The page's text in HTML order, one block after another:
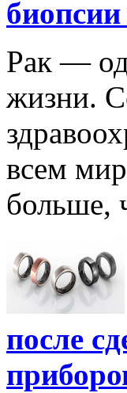
Рак —
жизни.
всем
больше,
после